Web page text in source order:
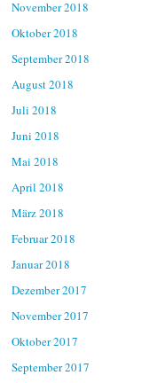
November 2018
Oktober 2018
September 2018
August 2018
Juli 2018
Juni 2018
Mai 2018
April 2018
März 2018
Februar 2018
Januar 2018
Dezember 2017
November 2017
Oktober 2017
September 2017